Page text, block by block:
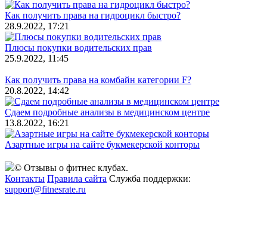
Как получить права на гидроцикл быстро?
28.9.2022, 17:21
Плюсы покупки водительских прав
25.9.2022, 11:45
Как получить права на комбайн категории F?
20.8.2022, 14:42
Сдаем подробные анализы в медицинском центре
13.8.2022, 16:21
Азартные игры на сайте букмекерской конторы
© Отзывы о фитнес клубах.
Контакты Правила сайта Служба поддержки:
support@fitnesrate.ru